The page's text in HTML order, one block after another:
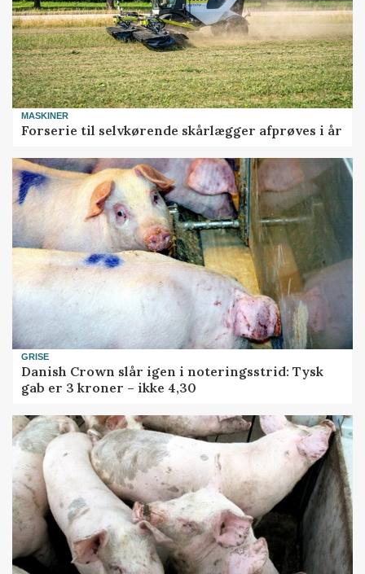
MASKINER
Forserie til selvkørende skårlægger afprøves i år
GRISE
Danish Crown slår igen i noteringsstrid: Tysk
gab er 3 kroner – ikke 4,30